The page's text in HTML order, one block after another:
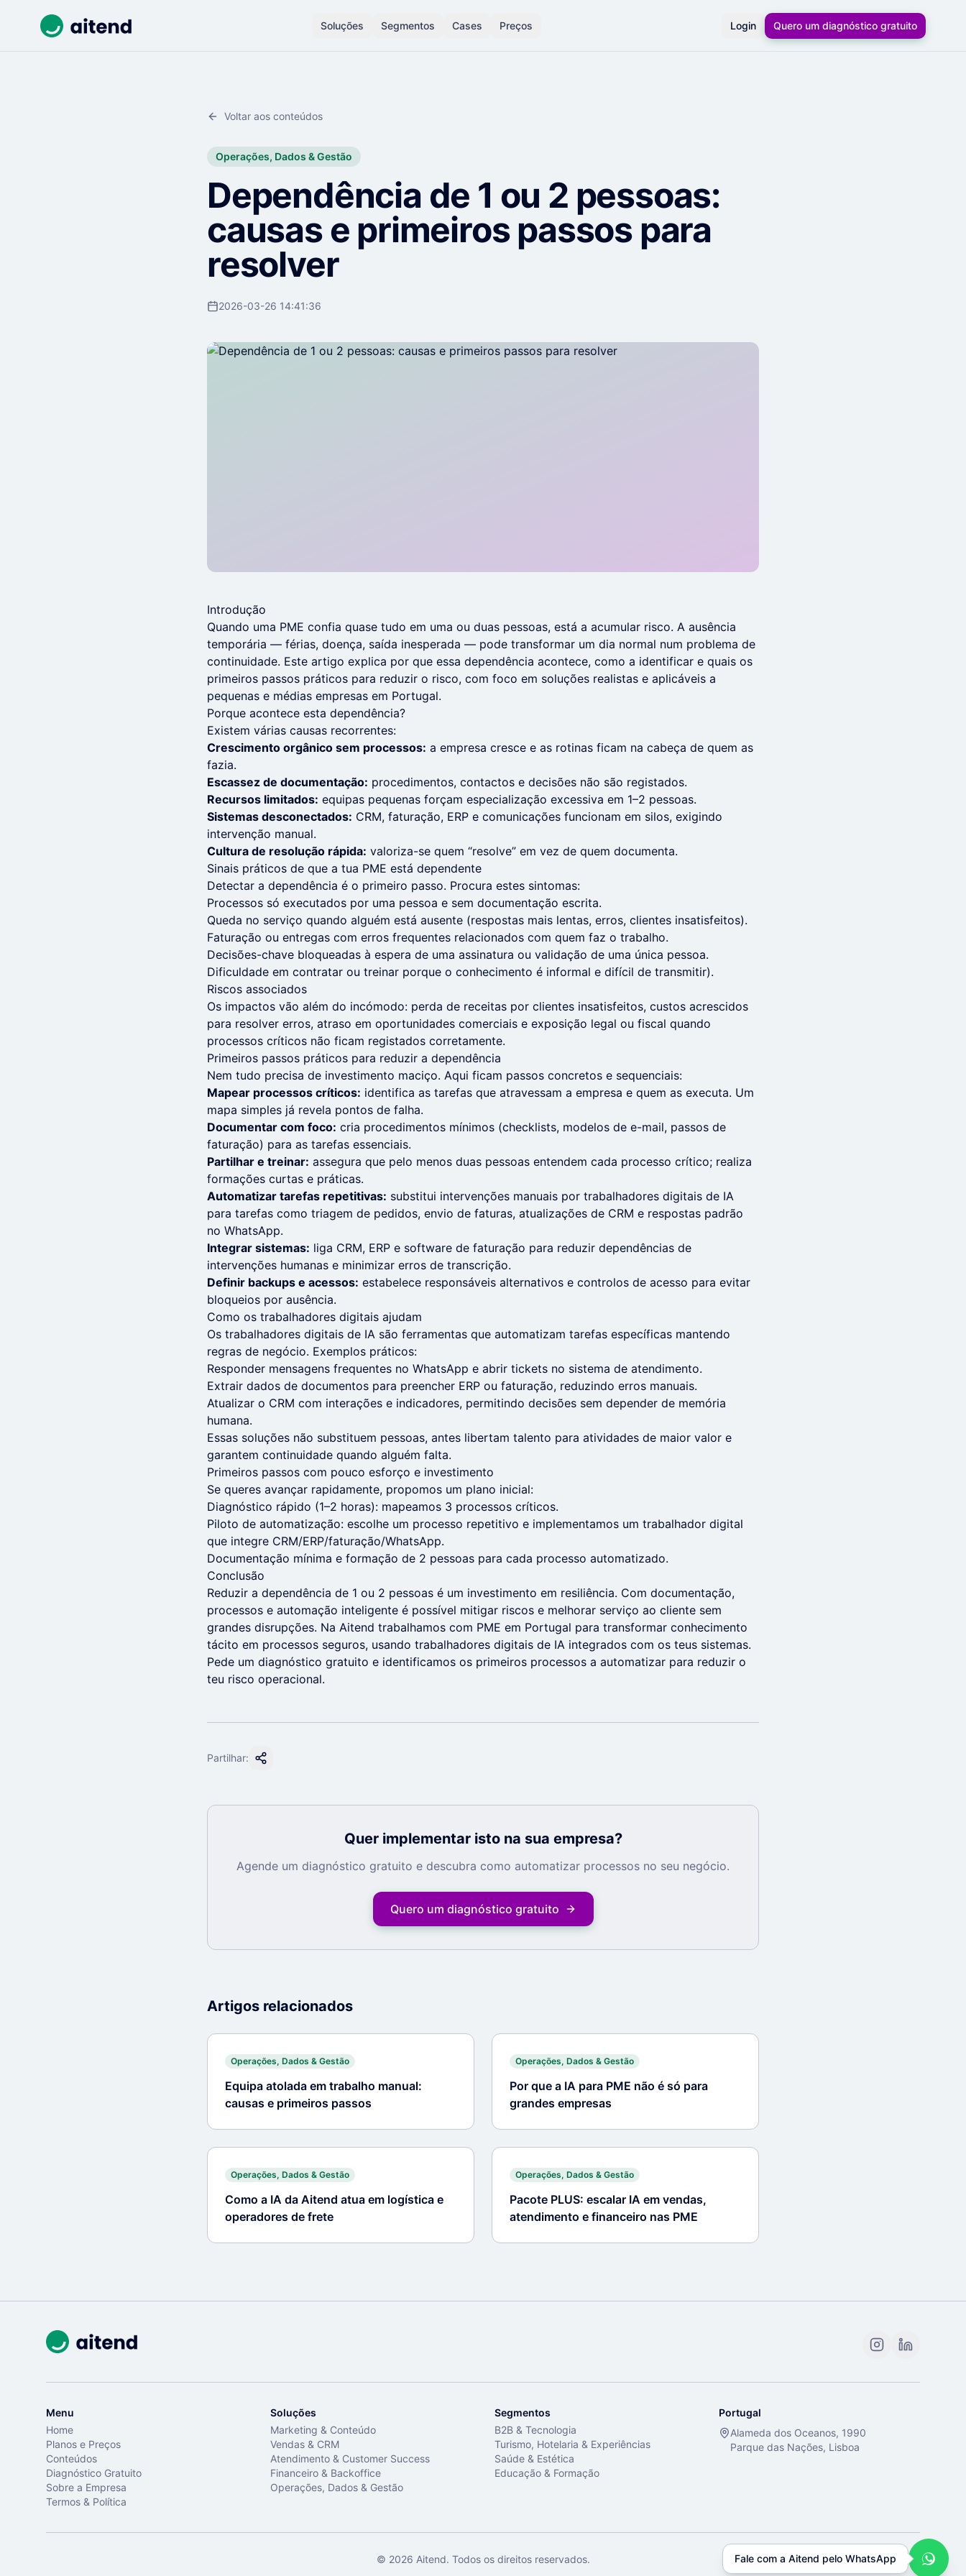
Soluções Segmentos Cases Preços Login Quero um diagnóstico gratuito
Voltar aos conteúdos
Operações, Dados & Gestão
Dependência de 1 ou 2 pessoas:
causas e primeiros passos para
resolver
2026-03-26 14:41:36
Introdução
Quando uma PME confia quase tudo em uma ou duas pessoas, está a acumular risco. A ausência
temporária — férias, doença, saída inesperada — pode transformar um dia normal num problema de
continuidade. Este artigo explica por que essa dependência acontece, como a identificar e quais os
primeiros passos práticos para reduzir o risco, com foco em soluções realistas e aplicáveis a
pequenas e médias empresas em Portugal.
Porque acontece esta dependência?
Existem várias causas recorrentes:
Crescimento orgânico sem processos: a empresa cresce e as rotinas ficam na cabeça de quem as
fazia.
Escassez de documentação: procedimentos, contactos e decisões não são registados.
Recursos limitados: equipas pequenas forçam especialização excessiva em 1–2 pessoas.
Sistemas desconectados: CRM, faturação, ERP e comunicações funcionam em silos, exigindo
intervenção manual.
Cultura de resolução rápida: valoriza-se quem “resolve” em vez de quem documenta.
Sinais práticos de que a tua PME está dependente
Detectar a dependência é o primeiro passo. Procura estes sintomas:
Processos só executados por uma pessoa e sem documentação escrita.
Queda no serviço quando alguém está ausente (respostas mais lentas, erros, clientes insatisfeitos).
Faturação ou entregas com erros frequentes relacionados com quem faz o trabalho.
Decisões-chave bloqueadas à espera de uma assinatura ou validação de uma única pessoa.
Dificuldade em contratar ou treinar porque o conhecimento é informal e difícil de transmitir).
Riscos associados
Os impactos vão além do incómodo: perda de receitas por clientes insatisfeitos, custos acrescidos
para resolver erros, atraso em oportunidades comerciais e exposição legal ou fiscal quando
processos críticos não ficam registados corretamente.
Primeiros passos práticos para reduzir a dependência
Nem tudo precisa de investimento maciço. Aqui ficam passos concretos e sequenciais:
Mapear processos críticos: identifica as tarefas que atravessam a empresa e quem as executa. Um
mapa simples já revela pontos de falha.
Documentar com foco: cria procedimentos mínimos (checklists, modelos de e-mail, passos de
faturação) para as tarefas essenciais.
Partilhar e treinar: assegura que pelo menos duas pessoas entendem cada processo crítico; realiza
formações curtas e práticas.
Automatizar tarefas repetitivas: substitui intervenções manuais por trabalhadores digitais de IA
para tarefas como triagem de pedidos, envio de faturas, atualizações de CRM e respostas padrão
no WhatsApp.
Integrar sistemas: liga CRM, ERP e software de faturação para reduzir dependências de
intervenções humanas e minimizar erros de transcrição.
Definir backups e acessos: estabelece responsáveis alternativos e controlos de acesso para evitar
bloqueios por ausência.
Como os trabalhadores digitais ajudam
Os trabalhadores digitais de IA são ferramentas que automatizam tarefas específicas mantendo
regras de negócio. Exemplos práticos:
Responder mensagens frequentes no WhatsApp e abrir tickets no sistema de atendimento.
Extrair dados de documentos para preencher ERP ou faturação, reduzindo erros manuais.
Atualizar o CRM com interações e indicadores, permitindo decisões sem depender de memória
humana.
Essas soluções não substituem pessoas, antes libertam talento para atividades de maior valor e
garantem continuidade quando alguém falta.
Primeiros passos com pouco esforço e investimento
Se queres avançar rapidamente, propomos um plano inicial:
Diagnóstico rápido (1–2 horas): mapeamos 3 processos críticos.
Piloto de automatização: escolhe um processo repetitivo e implementamos um trabalhador digital
que integre CRM/ERP/faturação/WhatsApp.
Documentação mínima e formação de 2 pessoas para cada processo automatizado.
Conclusão
Reduzir a dependência de 1 ou 2 pessoas é um investimento em resiliência. Com documentação,
processos e automação inteligente é possível mitigar riscos e melhorar serviço ao cliente sem
grandes disrupções. Na Aitend trabalhamos com PME em Portugal para transformar conhecimento
tácito em processos seguros, usando trabalhadores digitais de IA integrados com os teus sistemas.
Pede um diagnóstico gratuito e identificamos os primeiros processos a automatizar para reduzir o
teu risco operacional.
Partilhar:
Quer implementar isto na sua empresa?
Agende um diagnóstico gratuito e descubra como automatizar processos no seu negócio.
Quero um diagnóstico gratuito
Artigos relacionados
Operações, Dados & Gestão
Equipa atolada em trabalho manual:
causas e primeiros passos
Operações, Dados & Gestão
Por que a IA para PME não é só para
grandes empresas
Operações, Dados & Gestão
Como a IA da Aitend atua em logística e
operadores de frete
Operações, Dados & Gestão
Pacote PLUS: escalar IA em vendas,
atendimento e financeiro nas PME
Menu
Home
Planos e Preços
Conteúdos
Diagnóstico Gratuito
Sobre a Empresa
Termos & Política
Soluções
Marketing & Conteúdo
Vendas & CRM
Atendimento & Customer Success
Financeiro & Backoffice
Operações, Dados & Gestão
Segmentos
B2B & Tecnologia
Turismo, Hotelaria & Experiências
Saúde & Estética
Educação & Formação
Portugal
Alameda dos Oceanos, 1990
Parque das Nações, Lisboa
© 2026 Aitend. Todos os direitos reservados. Fale com a Aitend pelo WhatsApp